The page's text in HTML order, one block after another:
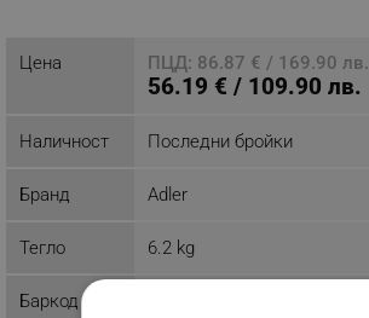
Цена ПЦД: 86.87 € / 169.90 лв.
56.19 € / 109.90 лв.
Наличност Последни бройки
Бранд Adler
Тегло 6.2 kg
Баркод